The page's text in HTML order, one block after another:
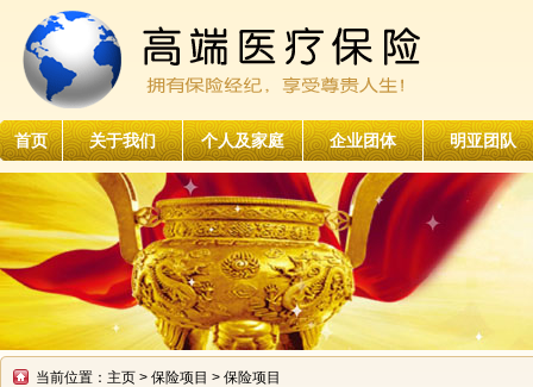
首页 关于我们 个人及家庭 企业团体 明亚团队
当前位置： 主页 > 保险项目 > 保险项目